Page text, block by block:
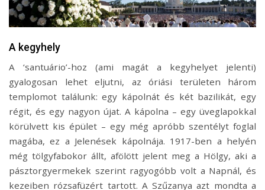
A kegyhely
A ‘santuário’-hoz (ami magát a kegyhelyet jelenti)
gyalogosan lehet eljutni, az óriási területen három
templomot találunk: egy kápolnát és két bazilikát, egy
régit, és egy nagyon újat. A kápolna – egy üveglapokkal
körülvett kis épület – egy még apróbb szentélyt foglal
magába, ez a Jelenések kápolnája. 1917-ben a helyén
még tölgyfabokor állt, afölött jelent meg a Hölgy, aki a
pásztorgyermekek szerint ragyogóbb volt a Napnál, és
kezeiben rózsafüzért tartott. A Szűzanya azt mondta a